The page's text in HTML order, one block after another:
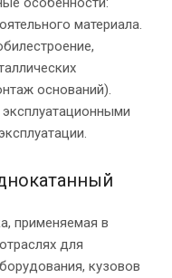
материала.
оснований).
применяемая в
для
кузовов